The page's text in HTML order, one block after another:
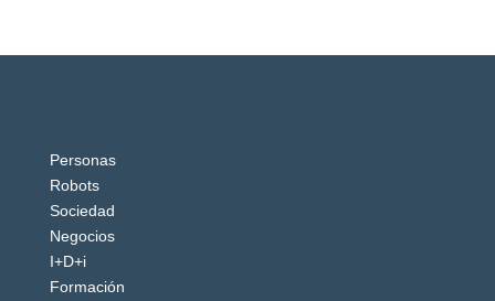
Personas
Robots
Sociedad
Negocios
I+D+i
Formación